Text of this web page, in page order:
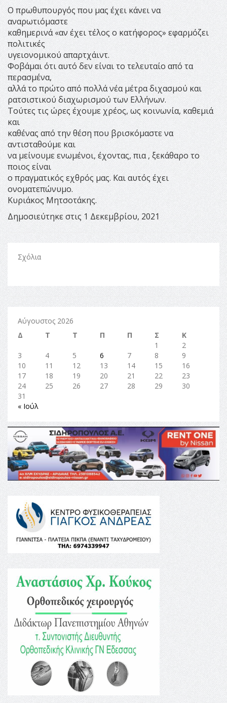
Ο πρωθυπουργός που μας έχει κάνει να
αναρωτιόμαστε
καθημερινά «αν έχει τέλος ο κατήφορος» εφαρμόζει
πολιτικές
υγειονομικού απαρτχάιντ.
Φοβάμαι ότι αυτό δεν είναι το τελευταίο από τα
περασμένα,
αλλά το πρώτο από πολλά νέα μέτρα διχασμού και
ρατσιστικού διαχωρισμού των Ελλήνων.
Τούτες τις ώρες έχουμε χρέος, ως κοινωνία, καθεμιά
και
καθένας από την θέση που βρισκόμαστε να
αντισταθούμε και
να μείνουμε ενωμένοι, έχοντας, πια , ξεκάθαρο το
ποιος είναι
ο πραγματικός εχθρός μας. Και αυτός έχει
ονοματεπώνυμο.
Κυριάκος Μητσοτάκης.
Δημοσιεύτηκε στις 1 Δεκεμβρίου, 2021
Σχόλια
Αύγουστος 2026
Δ
Τ Τ Π Π Σ
Κ
1
2
3
4 5 6 7 8
9
10
11 12 13 14 15
16
17
18 19 20 21 22
23
24
25 26 27 28 29
30
31
« Ιούλ